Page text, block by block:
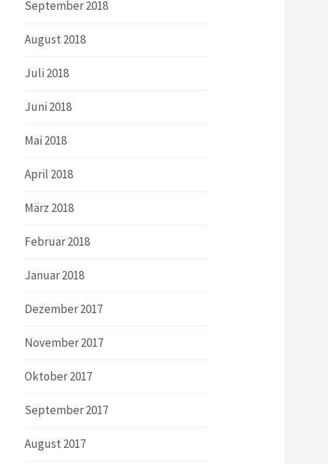
September 2018
August 2018
Juli 2018
Juni 2018
Mai 2018
April 2018
März 2018
Februar 2018
Januar 2018
Dezember 2017
November 2017
Oktober 2017
September 2017
August 2017